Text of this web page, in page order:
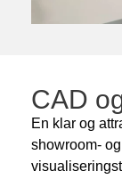
CAD
En klar og
showroom-